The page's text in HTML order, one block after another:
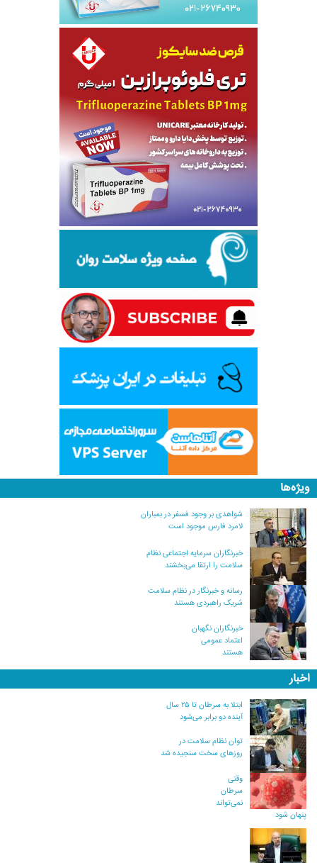
ویژه‌ها
شواهدی بر وجود فسفر در بمباران
لامرد فارس موجود است
خبرنگاران سرمایه اجتماعی نظام
سلامت را ارتقا می‌بخشند
رسانه و خبرنگار در نظام سلامت
شریک راهبردی هستند
خبرنگاران نگهبان
اعتماد عمومی
هستند
اخبار
ابتلا به سرطان تا ۲۵ سال
آینده دو برابر می‌شود
توان نظام سلامت در
روزهای سخت سنجیده شد
وقتی
سرطان
نمی‌تواند
پنهان شود